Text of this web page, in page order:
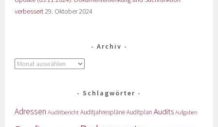
verbessert29. Oktober 2024
Archiv
Schlagwörter
Adressen AuditberichtAuditjahrespläneAuditplan Audits Aufgaben